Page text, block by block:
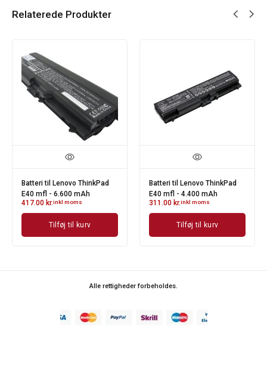
Relaterede Produkter
Batteri til Lenovo ThinkPad
E40 mfl - 6.600 mAh
417.00 kr.inkl moms
Tilføj til kurv
Batteri til Lenovo ThinkPad
E40 mfl - 4.400 mAh
311.00 kr.inkl moms
Tilføj til kurv
Alle rettigheder forbeholdes.